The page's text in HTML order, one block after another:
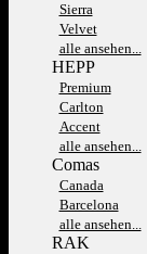
Sierra
Velvet
alle ansehen...
HEPP
Premium
Carlton
Accent
alle ansehen...
Comas
Canada
Barcelona
alle ansehen...
RAK